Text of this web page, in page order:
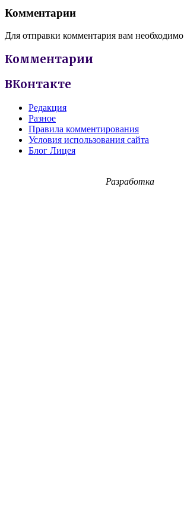
Комментарии
Для отправки комментария вам необходимо
Комментарии
ВКонтакте
Редакция
Разное
Правила комментирования
Условия использования сайта
Блог Лицея
Разработка